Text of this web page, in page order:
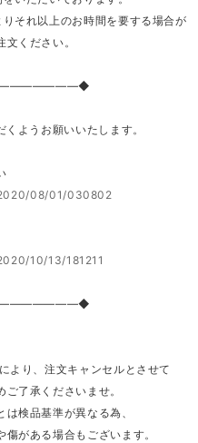
それ以上のお時間を要する場合が
ください。
ようお願いいたします。
08/01/030802
10/13/181211
より、注文キャンセルとさせて
了承くださいませ。
検品基準が異なる為、
がある場合もございます。